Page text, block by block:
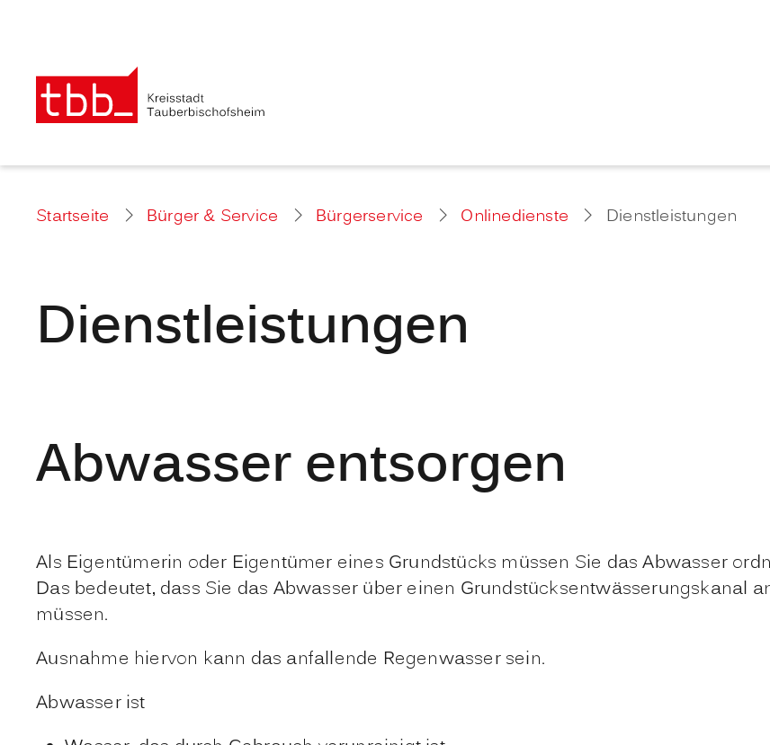
Startseite Bürger & Service Bürgerservice Onlinedienste Dienstleistungen
Dienstleistungen
Abwasser entsorgen
Als Eigentümerin oder Eigentümer eines Grundstücks müssen Sie das Abwasser
Das bedeutet, dass Sie das Abwasser über einen Grundstücksentwässerungskanal
müssen.
Ausnahme hiervon kann das anfallende Regenwasser sein.
Abwasser ist